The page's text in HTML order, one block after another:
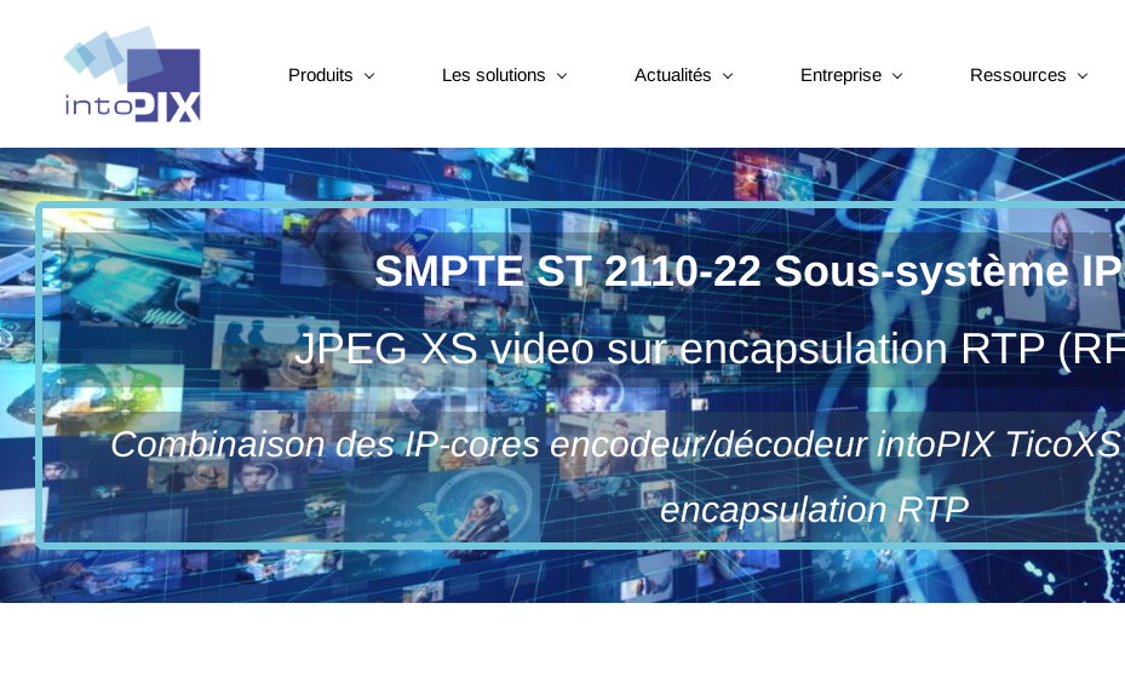
Produits Les solutions Actualités Entreprise Ressources
SMPTE ST 2110-22 Sous-système
JPEG XS video sur encapsulation RTP
Combinaison des IP-cores encodeur/décodeur intoPIX
encapsulation RTP